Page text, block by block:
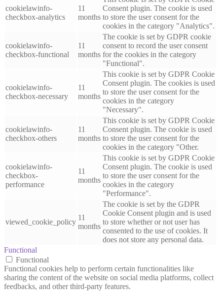
cookielawinfo-
checkbox-analytics
11
months
Consent plugin. The cookie is used
to store the user consent for the
cookies in the category "Analytics".
cookielawinfo-
checkbox-functional
11
months
The cookie is set by GDPR cookie
consent to record the user consent
for the cookies in the category
"Functional".
cookielawinfo-
checkbox-necessary
11
months
This cookie is set by GDPR Cookie
Consent plugin. The cookies is used
to store the user consent for the
cookies in the category
"Necessary".
cookielawinfo-
checkbox-others
11
months
This cookie is set by GDPR Cookie
Consent plugin. The cookie is used
to store the user consent for the
cookies in the category "Other.
cookielawinfo-
checkbox-
performance
11
months
This cookie is set by GDPR Cookie
Consent plugin. The cookie is used
to store the user consent for the
cookies in the category
"Performance".
viewed_cookie_policy
11
months
The cookie is set by the GDPR
Cookie Consent plugin and is used
to store whether or not user has
consented to the use of cookies. It
does not store any personal data.
Functional
Functional
Functional cookies help to perform certain functionalities like
sharing the content of the website on social media platforms, collect
feedbacks, and other third-party features.